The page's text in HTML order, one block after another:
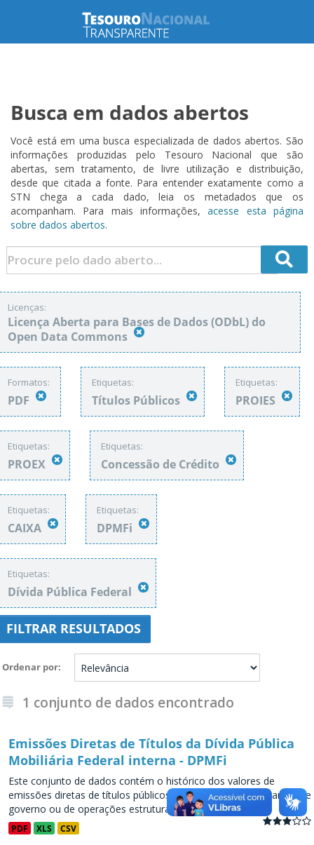
Busca em dados abertos
Você está em uma busca especializada de dados abertos. São
informações produzidas pelo Tesouro Nacional que são
abertas, sem tratamento, de livre utilização e distribuição,
desde que citada a fonte. Para entender exatamente como a
STN chega a cada dado, leia os metadados que os
acompanham. Para mais informações,acesse esta página
sobre dados abertos.
Licenças:
Licença Aberta para Bases de Dados (ODbL) do
Open Data Commons
Formatos:
PDF
Etiquetas:
Títulos Públicos
Etiquetas:
PROIES
Etiquetas:
PROEX
Etiquetas:
Concessão de Crédito
Etiquetas:
CAIXA
Etiquetas:
DPMFi
Etiquetas:
Dívida Pública Federal
FILTRAR RESULTADOS
Ordenar por
1 conjunto de dados encontrado
Emissões Diretas de Títulos da Dívida Pública
Mobiliária Federal interna - DPMFi
Este conjunto de dados contém o histórico dos valores de
emissões diretas de títulos públicos, decorrentes de programas de
governo ou de operações estruturadas, a partir de...
PDF XLS CSV